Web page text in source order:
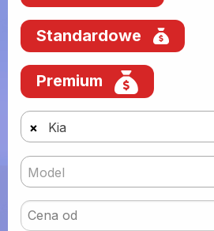
Standardowe
Premium
× Kia
Model